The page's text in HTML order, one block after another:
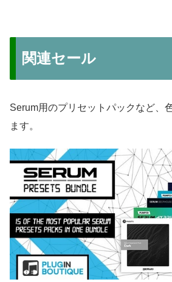
関連セール
Serum用のプリセットパックなど、
ます。